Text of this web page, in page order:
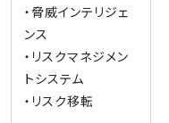
・脅威インテリジェ
ンス
・リスクマネジメン
トシステム
・リスク移転